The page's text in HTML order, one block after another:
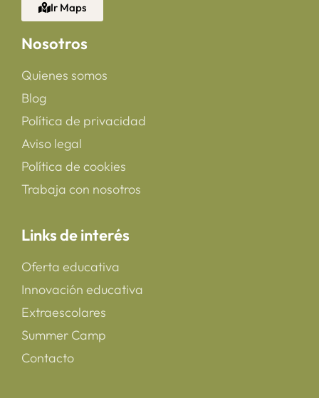
Ir Maps
Nosotros
Quienes somos
Blog
Política de privacidad
Aviso legal
Política de cookies
Trabaja con nosotros
Links de interés
Oferta educativa
Innovación educativa
Extraescolares
Summer Camp
Contacto